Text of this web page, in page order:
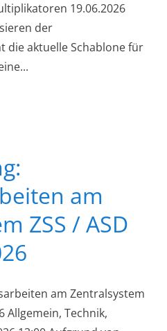
19.06.2026
der
die aktuelle Schablone für
am
ZSS / ASD
am Zentralsystem
Allgemein, Technik,